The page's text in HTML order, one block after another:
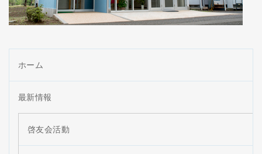
ホーム
最新情報
啓友会活動